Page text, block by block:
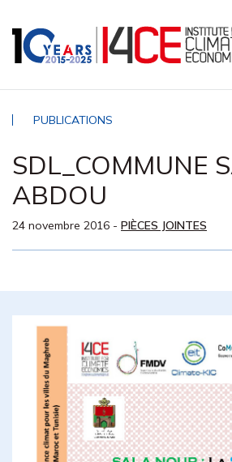
PUBLICATIONS
SDL_COMMUNE
ABDOU
24 novembre 2016 - PIÈCES JOINTES